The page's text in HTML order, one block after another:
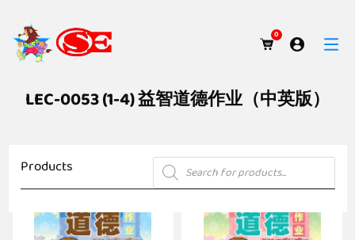
0
LEC-0053 (1-4) 益智道德作业（中英版）
Products Products
search